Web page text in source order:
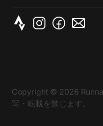
Copyright © 2026
写・転載を禁じます。